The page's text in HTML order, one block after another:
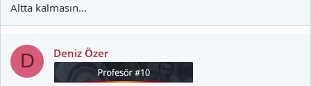
Altta kalmasın...
D Deniz Özer